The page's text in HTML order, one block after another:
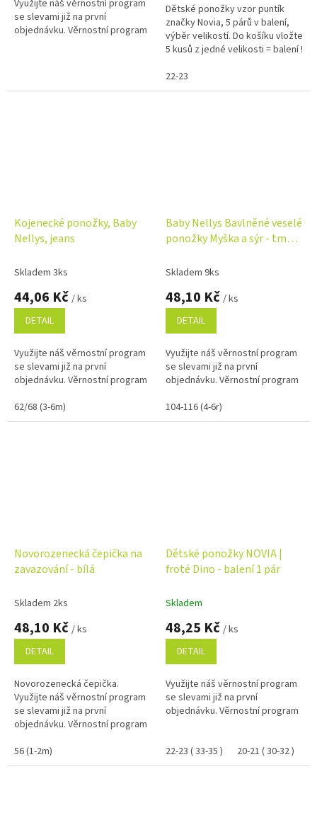
Využijte náš věrnostní program
se slevami již na první
objednávku. Věrnostní program
hvězdiček.
Dětské ponožky vzor puntík
značky Novia, 5 párů v balení,
výběr velikostí. Do košíku vložte
5 kusů z jedné velikosti = balení !
22-23
Kojenecké ponožky, Baby
Nellys, jeans
Skladem 3ks
44,06 Kč / ks
DETAIL
Využijte náš věrnostní program
se slevami již na první
objednávku. Věrnostní program
62/68 (3-6m)
Baby Nellys Bavlněné veselé
ponožky Myška a sýr - tmavě
Skladem 9ks
48,10 Kč / ks
DETAIL
Využijte náš věrnostní program
se slevami již na první
objednávku. Věrnostní program
104-116 (4-6r)
Novorozenecká čepička na
zavazování - bílá
Skladem 2ks
48,10 Kč / ks
DETAIL
Novorozenecká čepička.
Využijte náš věrnostní program
se slevami již na první
objednávku. Věrnostní program
56 (1-2m)
Dětské ponožky NOVIA |
froté Dino - balení 1 pár
Skladem
48,25 Kč / ks
DETAIL
Využijte náš věrnostní program
se slevami již na první
objednávku. Věrnostní program
22-23 ( 33-35 ) 20-21 ( 30-32 )